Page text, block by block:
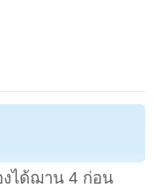
งได้ฌาน 4 ก่อน